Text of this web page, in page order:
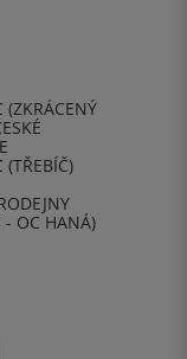
(ZKRÁCENÝ
(TŘEBÍČ)
- OC HANÁ)